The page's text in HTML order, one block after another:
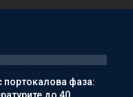
портокалова фаза:
до 40